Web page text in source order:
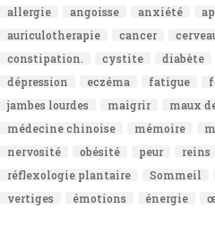
allergie angoisse anxiété
auriculotherapie
cancer
constipation.
cystite diabète
dépression
eczéma fatigue
jambes lourdes
maigrir maux
médecine chinoise
mémoire
nervosité
obésité peur reins
réflexologie plantaire
Sommeil
vertiges
émotions énergie